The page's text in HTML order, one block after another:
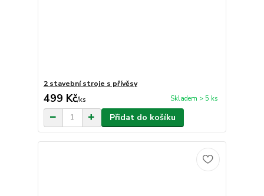
2 stavební stroje s přívěsy
499 Kč/ks Skladem > 5 ks
Přidat do košíku